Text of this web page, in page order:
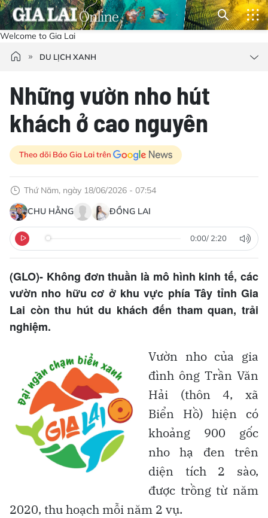
Welcome to Gia Lai
DU LỊCH XANH
Những vườn nho hút
khách ở cao nguyên
Theo dõi Báo Gia Lai trên
Thứ Năm, ngày 18/06/2026 - 07:54
CHU HẰNG
ĐỒNG LAI
0:00/ 2:20
(GLO)- Không đơn thuần là mô hình kinh tế, các
vườn nho hữu cơ ở khu vực phía Tây tỉnh Gia
Lai còn thu hút du khách đến tham quan, trải
nghiệm.
Vườn nho của gia
đình ông Trần Văn
Hải (thôn 4, xã
Biển Hồ) hiện có
khoảng 900 gốc
nho hạ đen trên
diện tích 2 sào,
được trồng từ năm
2020, thu hoạch mỗi năm 2 vụ.